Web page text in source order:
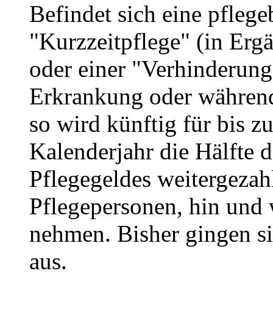
Befindet sich eine
"Kurzzeitpflege" (in
oder einer
Erkrankung oder
so wird künftig für bis
Kalenderjahr die Hälfte
Pflegegeldes
Pflegepersonen, hin
nehmen. Bisher gingen
aus.